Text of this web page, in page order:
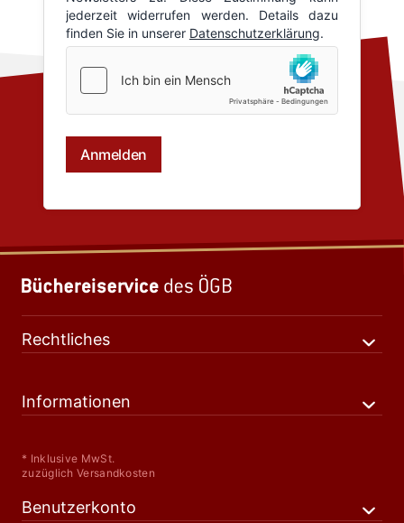
Rechtliches
Informationen
* Inklusive MwSt.
zuzüglich Versandkosten
Benutzerkonto